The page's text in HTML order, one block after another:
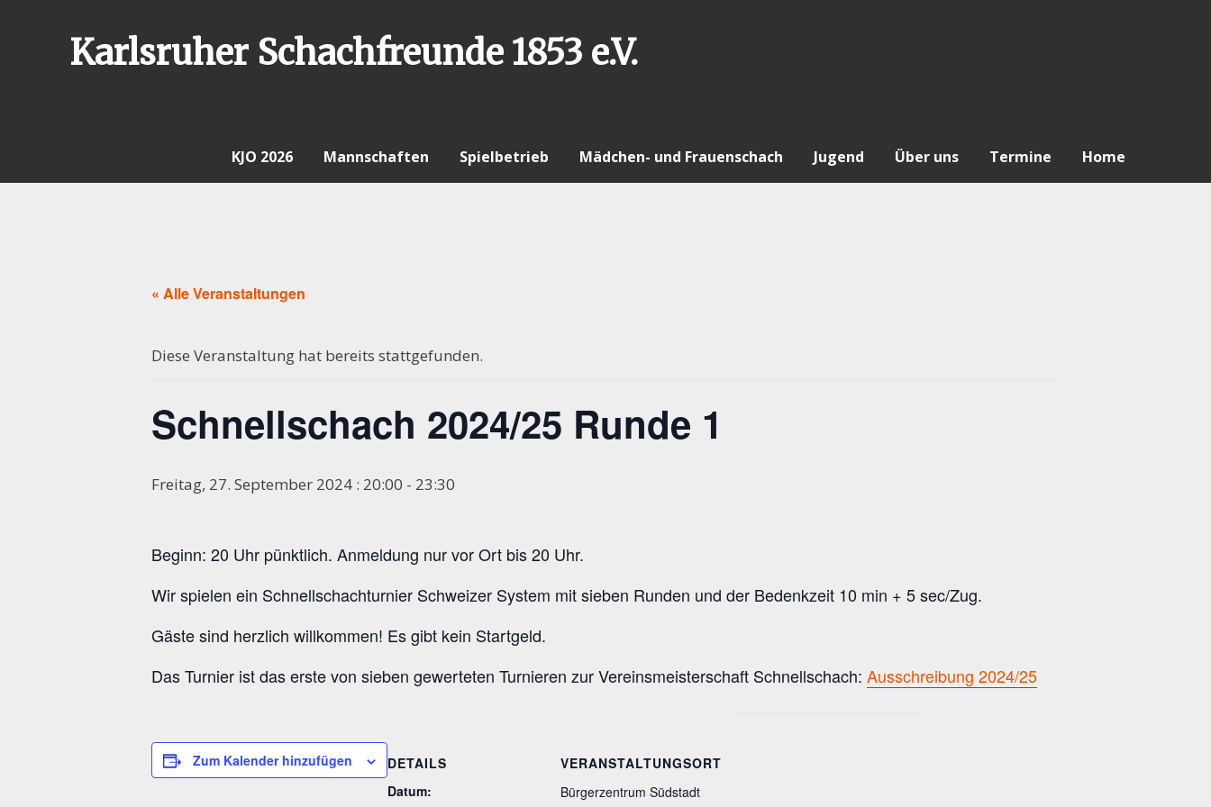
Karlsruher Schachfreunde 1853 e.V.
KJO 2026 Mannschaften Spielbetrieb Mädchen- und Frauenschach Jugend Über uns Termine Home
« Alle Veranstaltungen
Diese Veranstaltung hat bereits stattgefunden.
Schnellschach 2024/25 Runde 1
Freitag, 27. September 2024 : 20:00 - 23:30
Beginn: 20 Uhr pünktlich. Anmeldung nur vor Ort bis 20 Uhr.
Wir spielen ein Schnellschachturnier Schweizer System mit sieben Runden und der Bedenkzeit 10 min + 5 sec/Zug.
Gäste sind herzlich willkommen! Es gibt kein Startgeld.
Das Turnier ist das erste von sieben gewerteten Turnieren zur Vereinsmeisterschaft Schnellschach: Ausschreibung 2024/25
Zum Kalender hinzufügen
DETAILS
Datum:
VERANSTALTUNGSORT
Bürgerzentrum Südstadt